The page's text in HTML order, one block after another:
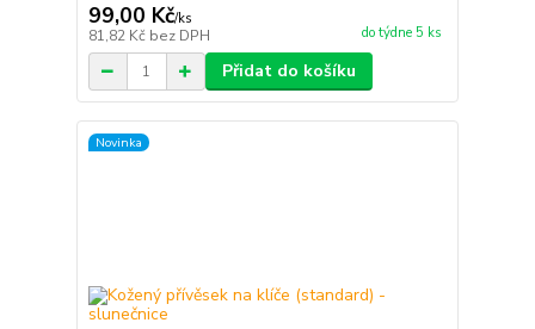
99,00 Kč/ks
81,82 Kč bez DPH do týdne 5 ks
Přidat do košíku
Novinka